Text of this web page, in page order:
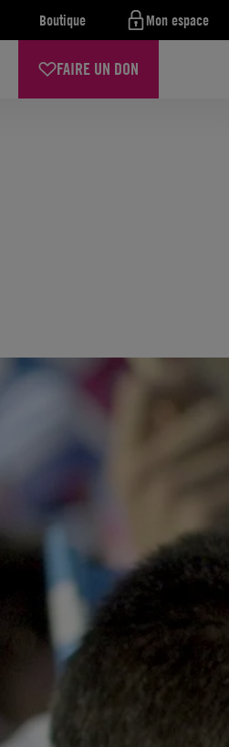
Boutique Mon espace
FAIRE UN DON